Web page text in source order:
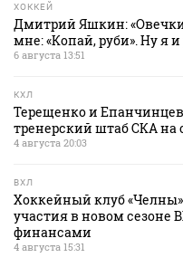
ХОККЕЙ
Дмитрий Яшкин:
мне: «Копай, руби». Ну я
6 августа 13:51
КХЛ
Терещенко и
тренерский штаб СКА на
4 августа 20:03
ВХЛ
Хоккейный клуб
участия в новом сезоне
финансами
4 августа 15:31